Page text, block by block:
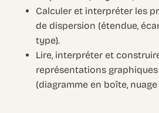
Calculer et interpréter les
de dispersion (étendue,
type).
Lire, interpréter et
représentations
(diagramme en boîte,